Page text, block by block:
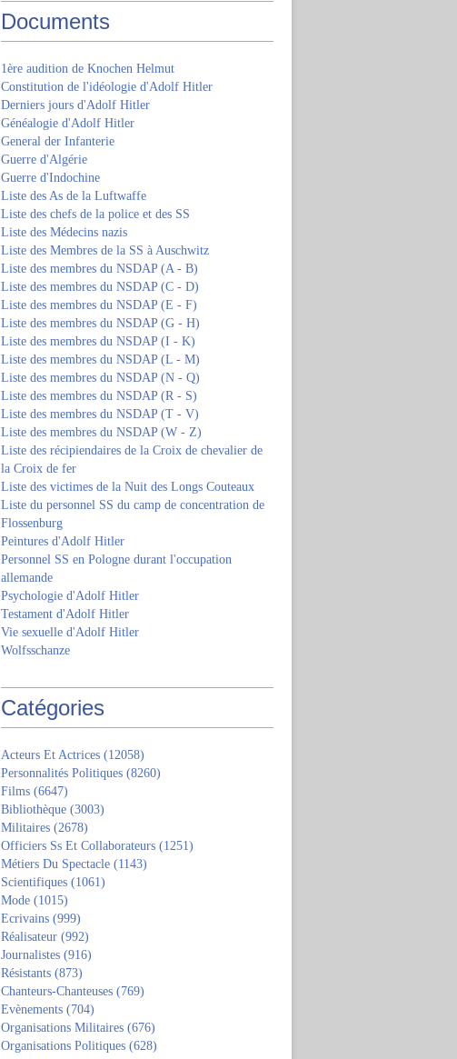
Documents
1ère audition de Knochen Helmut
Constitution de l'idéologie d'Adolf Hitler
Derniers jours d'Adolf Hitler
Généalogie d'Adolf Hitler
General der Infanterie
Guerre d'Algérie
Guerre d'Indochine
Liste des As de la Luftwaffe
Liste des chefs de la police et des SS
Liste des Médecins nazis
Liste des Membres de la SS à Auschwitz
Liste des membres du NSDAP (A - B)
Liste des membres du NSDAP (C - D)
Liste des membres du NSDAP (E - F)
Liste des membres du NSDAP (G - H)
Liste des membres du NSDAP (I - K)
Liste des membres du NSDAP (L - M)
Liste des membres du NSDAP (N - Q)
Liste des membres du NSDAP (R - S)
Liste des membres du NSDAP (T - V)
Liste des membres du NSDAP (W - Z)
Liste des récipiendaires de la Croix de chevalier de
la Croix de fer
Liste des victimes de la Nuit des Longs Couteaux
Liste du personnel SS du camp de concentration de
Flossenburg
Peintures d'Adolf Hitler
Personnel SS en Pologne durant l'occupation
allemande
Psychologie d'Adolf Hitler
Testament d'Adolf Hitler
Vie sexuelle d'Adolf Hitler
Wolfsschanze
Catégories
Acteurs Et Actrices (12058)
Personnalités Politiques (8260)
Films (6647)
Bibliothèque (3003)
Militaires (2678)
Officiers Ss Et Collaborateurs (1251)
Métiers Du Spectacle (1143)
Scientifiques (1061)
Mode (1015)
Ecrivains (999)
Réalisateur (992)
Journalistes (916)
Résistants (873)
Chanteurs-Chanteuses (769)
Evènements (704)
Organisations Militaires (676)
Organisations Politiques (628)